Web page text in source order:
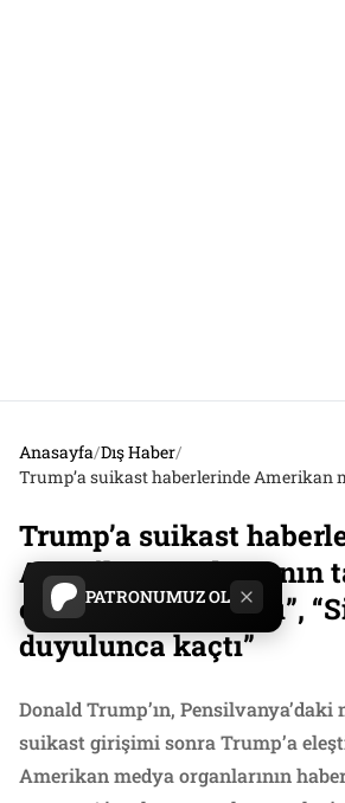
PATRONUMUZ OL
Anasayfa/Dış Haber/
Trump’a suikast
Amerikan medyasının
eleştiriliyor: “Düştü”,
duyulunca kaçtı”
Donald Trump’ın, Pensilvanya’daki
suikast girişimi sonra Trump’a
Amerikan medya organlarının